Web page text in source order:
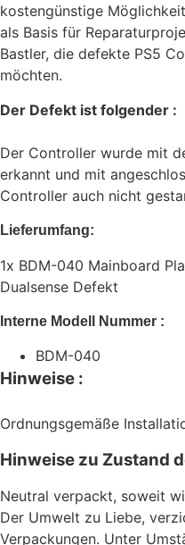
kostengünstige
als Basis für
Bastler, die defekte PS5
möchten.
Der Defekt ist folgender :
Der Controller wurde mit
erkannt und mit
Controller auch nicht
Lieferumfang:
1x BDM-040 Mainboard
Dualsense Defekt
Interne Modell Nummer :
BDM-040
Hinweise :
Ordnungsgemäße
Hinweise zu Zustand
Neutral verpackt, soweit
Der Umwelt zu Liebe,
Verpackungen. Unter